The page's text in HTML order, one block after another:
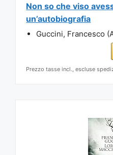
Non so che viso
un’autobiografia
Guccini, Francesco
Prezzo tasse incl., escluse